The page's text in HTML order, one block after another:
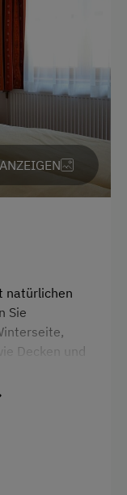
natürlichen
Sie
Decken und